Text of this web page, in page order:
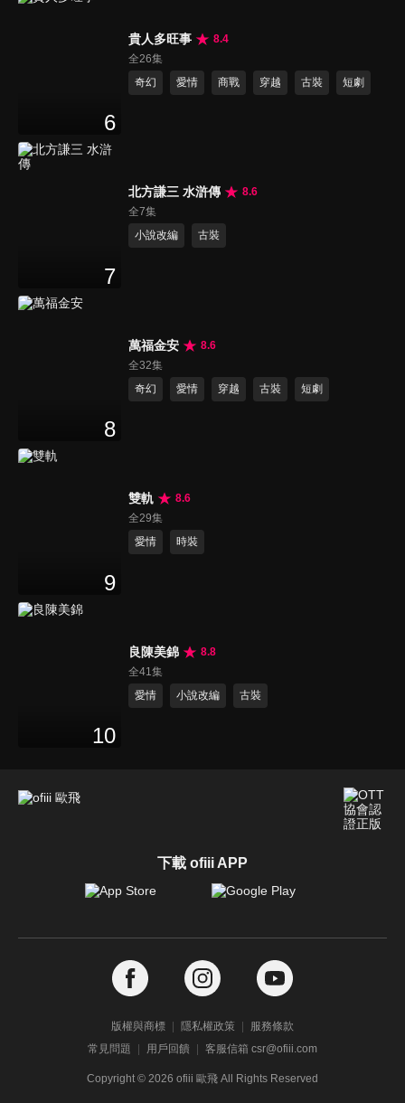
6
貴人多旺事
8.4
全26集
奇幻
愛情 商戰 穿越 古裝 短劇
7
北方謙三 水滸傳
8.6
全7集
小說改編
古裝
8
萬福金安
8.6
全32集
奇幻
愛情 穿越 古裝 短劇
9
雙軌
8.6
全29集
愛情
時裝
10
良陳美錦
8.8
全41集
愛情
小說改編 古裝
下載 ofiii APP
版權與商標 隱私權政策
服務條款
常見問題
用戶回饋 客服信箱 csr@ofiii.com
Copyright © 2026 ofiii 歐飛 All Rights Reserved